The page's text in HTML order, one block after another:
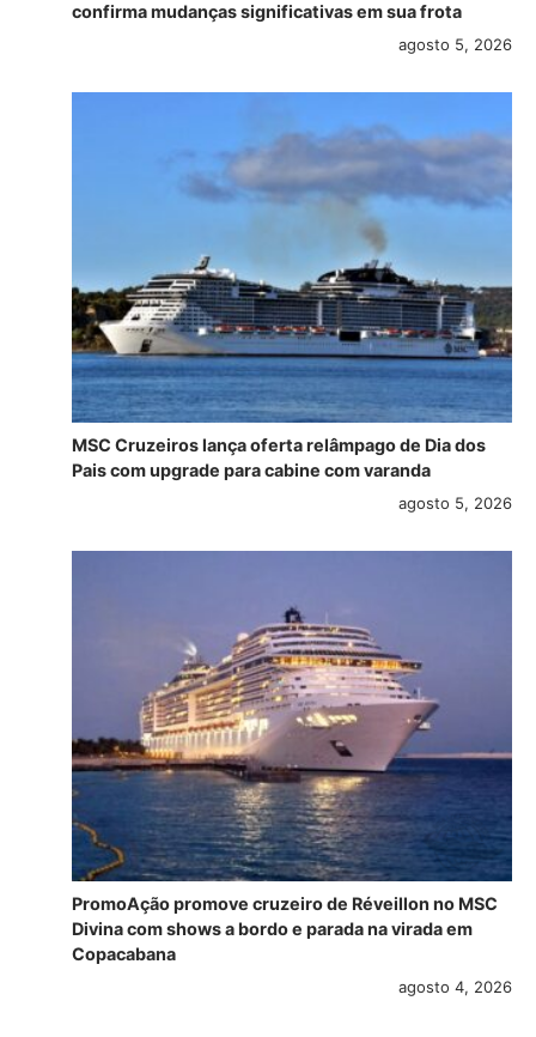
confirma mudanças significativas em sua frota
agosto 5, 2026
MSC Cruzeiros lança oferta relâmpago de Dia dos
Pais com upgrade para cabine com varanda
agosto 5, 2026
PromoAção promove cruzeiro de Réveillon no MSC
Divina com shows a bordo e parada na virada em
Copacabana
agosto 4, 2026